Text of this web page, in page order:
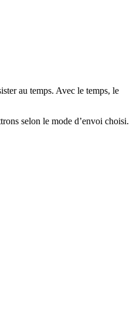
au temps. Avec le temps, le
selon le mode d’envoi choisi.